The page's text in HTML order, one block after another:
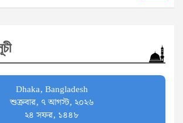
Dhaka, Bangladesh
শুক্রবার, ৭ আগস্ট, ২০২৬
২৪ সফর, ১৪৪৮